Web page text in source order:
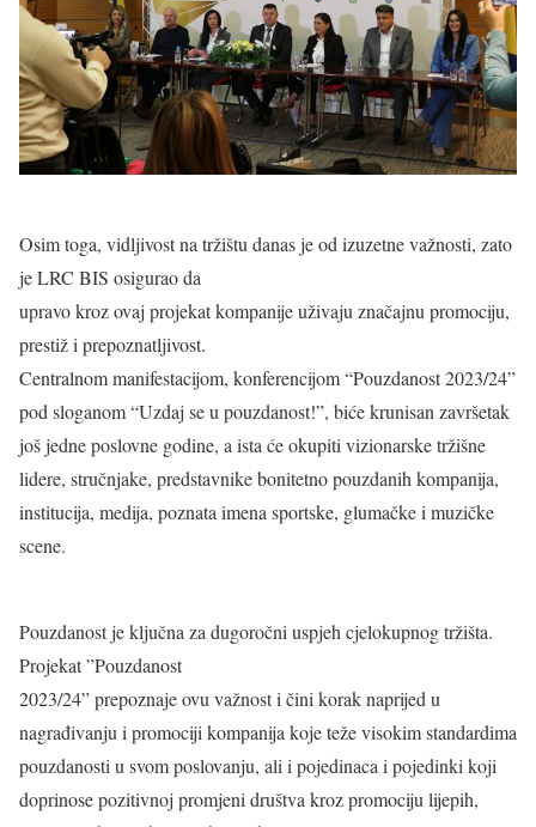
Osim toga, vidljivost na tržištu danas je od izuzetne važnosti, zato
je LRC BIS osigurao da
upravo kroz ovaj projekat kompanije uživaju značajnu promociju,
prestiž i prepoznatljivost.
Centralnom manifestacijom, konferencijom “Pouzdanost 2023/24”
pod sloganom “Uzdaj se u pouzdanost!”, biće krunisan završetak
još jedne poslovne godine, a ista će okupiti vizionarske tržišne
lidere, stručnjake, predstavnike bonitetno pouzdanih kompanija,
institucija, medija, poznata imena sportske, glumačke i muzičke
scene.
Pouzdanost je ključna za dugoročni uspjeh cjelokupnog tržišta.
Projekat ”Pouzdanost
2023/24” prepoznaje ovu važnost i čini korak naprijed u
nagrađivanju i promociji kompanija koje teže visokim standardima
pouzdanosti u svom poslovanju, ali i pojedinaca i pojedinki koji
doprinose pozitivnoj promjeni društva kroz promociju lijepih,